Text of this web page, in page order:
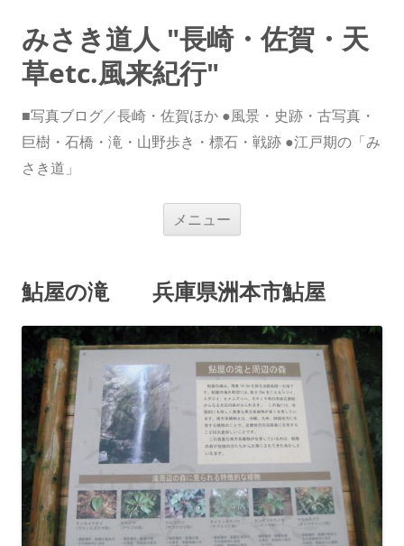
みさき道人 "長崎・佐賀・天
草etc.風来紀行"
■写真ブログ／長崎・佐賀ほか ●風景・史跡・古写真・
巨樹・石橋・滝・山野歩き・標石・戦跡 ●江戸期の「み
さき道」
メニュー
ス
キ
プ
鮎屋の滝 兵庫県洲本市鮎屋